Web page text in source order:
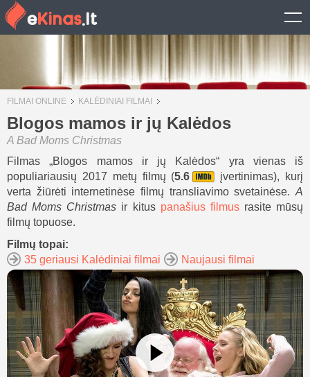
FILMAI ONLINE KALĖDINIAI FILMAI
Blogos mamos ir jų Kalėdos
A Bad Moms Christmas
Filmas „Blogos mamos ir jų Kalėdos“ yra vienas iš
populiariausių 2017 metų filmų (5.6
įvertinimas), kurį
verta žiūrėti internetinėse filmų transliavimo svetainėse. A
Bad Moms Christmas ir kitus panašius filmusrasite mūsų
filmų topuose.
Filmų topai:
35 geriausi Kalėdiniai filmai
Naujausi filmai